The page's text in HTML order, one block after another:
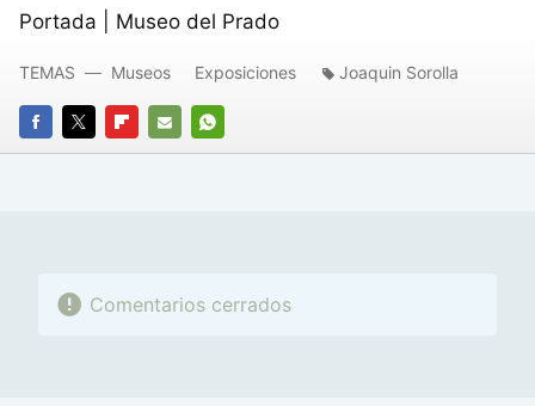
Portada | Museo del Prado
FACEBOOK
TWITTERFLIPBOARD
E-
WHATSAPP
TEMAS Museos Exposiciones Joaquin Sorolla
Comentarios cerrados